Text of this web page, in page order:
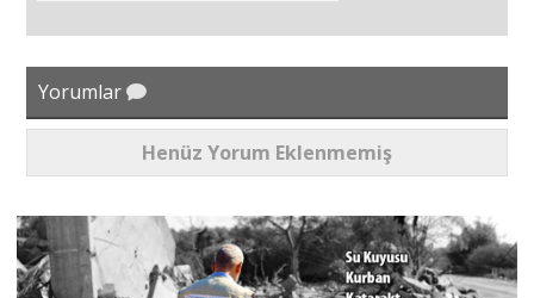
Yorumlar
Henüz Yorum Eklenmemiş